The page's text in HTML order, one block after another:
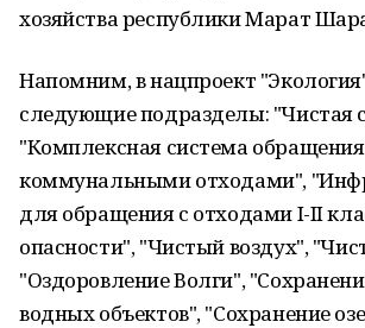
хозяйства республики Марат
Напомним, в нацпроект
следующие подразделы: "Чистая
"Комплексная система
коммунальными отходами",
для обращения с отходами I-II
опасности", "Чистый воздух",
"Оздоровление Волги",
водных объектов", "Сохранение